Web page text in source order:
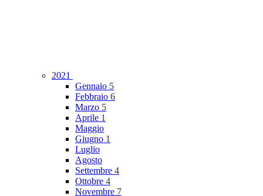
2021
Gennaio 5
Febbraio 6
Marzo 5
Aprile 1
Maggio
Giugno 1
Luglio
Agosto
Settembre 4
Ottobre 4
Novembre 7